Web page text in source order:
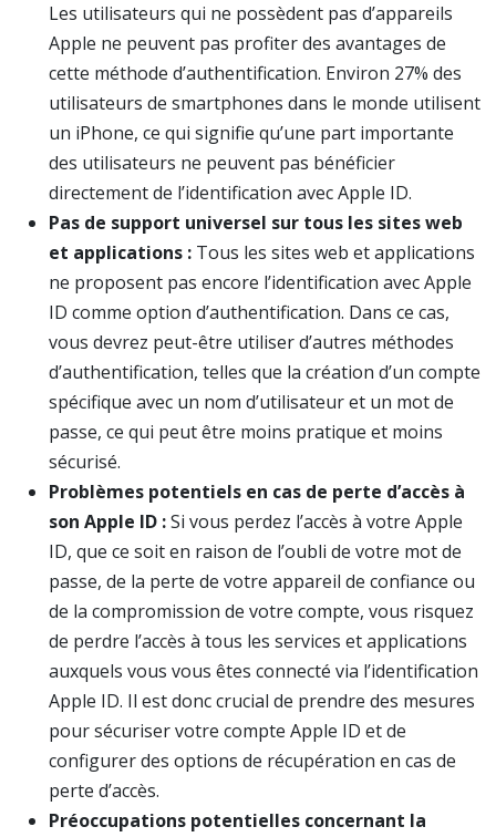
Les utilisateurs qui ne possèdent pas d’appareils
Apple ne peuvent pas profiter des avantages de
cette méthode d’authentification. Environ 27% des
utilisateurs de smartphones dans le monde utilisent
un iPhone, ce qui signifie qu’une part importante
des utilisateurs ne peuvent pas bénéficier
directement de l’identification avec Apple ID.
Pas de support universel sur tous les sites web
et applications : Tous les sites web et applications
ne proposent pas encore l’identification avec Apple
ID comme option d’authentification. Dans ce cas,
vous devrez peut-être utiliser d’autres méthodes
d’authentification, telles que la création d’un compte
spécifique avec un nom d’utilisateur et un mot de
passe, ce qui peut être moins pratique et moins
sécurisé.
Problèmes potentiels en cas de perte d’accès à
son Apple ID :Si vous perdez l’accès à votre Apple
ID, que ce soit en raison de l’oubli de votre mot de
passe, de la perte de votre appareil de confiance ou
de la compromission de votre compte, vous risquez
de perdre l’accès à tous les services et applications
auxquels vous vous êtes connecté via l’identification
Apple ID. Il est donc crucial de prendre des mesures
pour sécuriser votre compte Apple ID et de
configurer des options de récupération en cas de
perte d’accès.
Préoccupations potentielles concernant la